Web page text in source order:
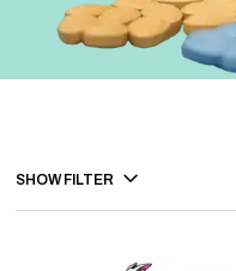
SHOW FILTER